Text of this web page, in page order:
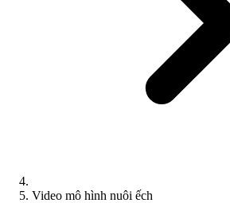
Video mô hình nuôi ếch